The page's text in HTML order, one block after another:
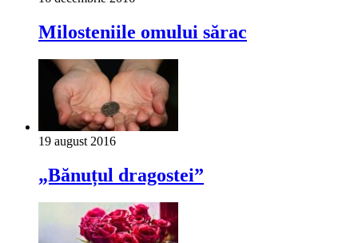
Milosteniile omului sărac
19 august 2016
„Bănuțul dragostei”